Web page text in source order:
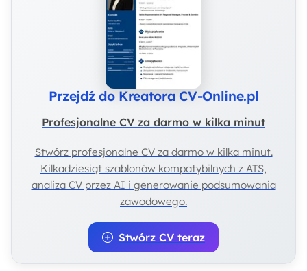
Przejdź do Kreatora CV-Online.pl
Profesjonalne CV za darmo w kilka minut
Stwórz profesjonalne CV za darmo w kilka minut.
Kilkadziesiąt szablonów kompatybilnych z ATS,
analiza CV przez AI i generowanie podsumowania
zawodowego.
Stwórz CV teraz